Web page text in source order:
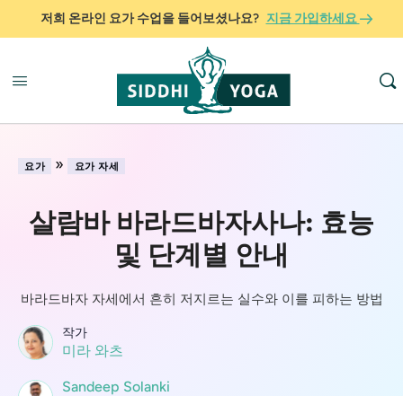
저희 온라인 요가 수업을 들어보셨나요? 지금 가입하세요
요가 » 요가 자세
살람바 바라드바자사나: 효능
및 단계별 안내
바라드바자 자세에서 흔히 저지르는 실수와 이를 피하는 방법
작가
미라 와츠
Sandeep Solanki